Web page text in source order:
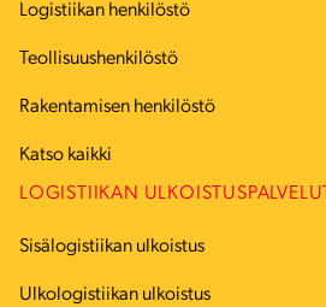
Logistiikan henkilöstö
Teollisuushenkilöstö
Rakentamisen henkilöstö
Katso kaikki
LOGISTIIKAN ULKOISTUSPALVELUT
Sisälogistiikan ulkoistus
Ulkologistiikan ulkoistus